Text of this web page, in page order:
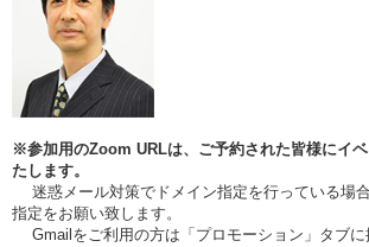
※参加用のZoom URLは、ご予約された皆様にイ
たします。
迷惑メール対策でドメイン指定を行っている場
指定をお願い致します。
Gmailをご利用の方は「プロモーション」タブに